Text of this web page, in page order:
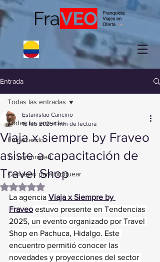
Entrada
Todas las entradas
Empezando
Tu comunidad
Consejos para bloguear
Todas las entradas
Viaja x siempre by Fraveo
asiste a capacitación de
Travel Shop
Estanislao Cancino
18 feb 2025 1 min de lectura
Obtuvo NaN de 5 estrellas.
La agencia Viaja x Siempre by
Fraveo estuvo presente en Tendencias
2025, un evento organizado por Travel
Shop en Pachuca, Hidalgo. Este
encuentro permitió conocer las
novedades y proyecciones del sector